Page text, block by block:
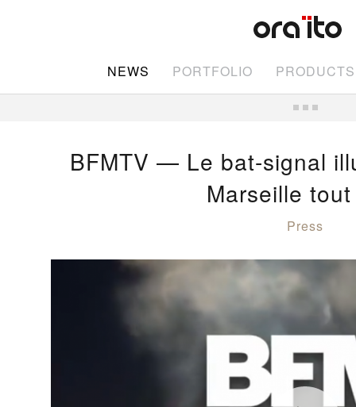
NEWS PORTFOLIO PRODUCTS
BFMTV — Le bat-signal
Marseille tout
Press